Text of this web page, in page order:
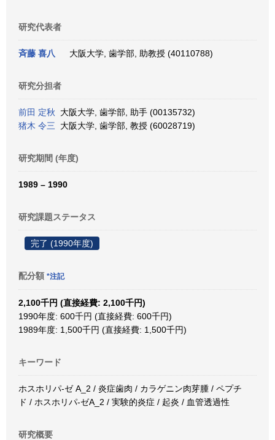
研究代表者
斉藤 喜八 大阪大学, 歯学部, 助教授 (40110788)
研究分担者
前田 定秋 大阪大学, 歯学部, 助手 (00135732)
猪木 令三 大阪大学, 歯学部, 教授 (60028719)
研究期間 (年度)
1989 – 1990
研究課題ステータス
完了 (1990年度)
配分額 *注記
2,100千円 (直接経費: 2,100千円)
1990年度: 600千円 (直接経費: 600千円)
1989年度: 1,500千円 (直接経費: 1,500千円)
キーワード
ホスホリパ-ゼ A_2 / 炎症歯肉 / カラゲニン肉芽腫 / ペプチ
ド / ホスホリパ-ゼA_2 / 実験的炎症 / 起炎 / 血管透過性
研究概要